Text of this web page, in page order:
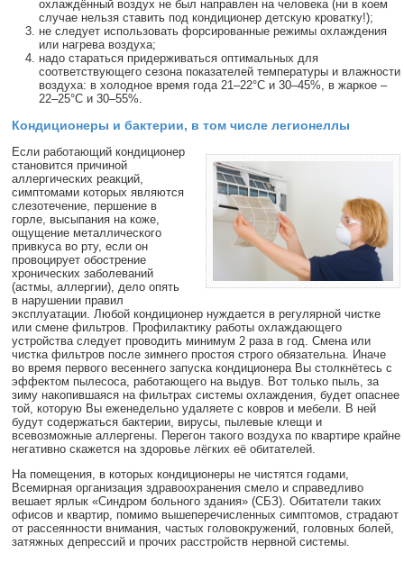
охлаждённый воздух не был направлен на человека (ни в коем
случае нельзя ставить под кондиционер детскую кроватку!);
не следует использовать форсированные режимы охлаждения
или нагрева воздуха;
надо стараться придерживаться оптимальных для
соответствующего сезона показателей температуры и влажности
воздуха: в холодное время года 21–22°C и 30–45%, в жаркое –
22–25°C и 30–55%.
Кондиционеры и бактерии, в том числе легионеллы
Если работающий кондиционер
становится причиной
аллергических реакций,
симптомами которых являются
слезотечение, першение в
горле, высыпания на коже,
ощущение металлического
привкуса во рту, если он
провоцирует обострение
хронических заболеваний
(астмы, аллергии), дело опять
в нарушении правил
эксплуатации. Любой кондиционер нуждается в регулярной чистке
или смене фильтров. Профилактику работы охлаждающего
устройства следует проводить минимум 2 раза в год. Смена или
чистка фильтров после зимнего простоя строго обязательна. Иначе
во время первого весеннего запуска кондиционера Вы столкнётесь с
эффектом пылесоса, работающего на выдув. Вот только пыль, за
зиму накопившаяся на фильтрах системы охлаждения, будет опаснее
той, которую Вы еженедельно удаляете с ковров и мебели. В ней
будут содержаться бактерии, вирусы, пылевые клещи и
всевозможные аллергены. Перегон такого воздуха по квартире крайне
негативно скажется на здоровье лёгких её обитателей.
На помещения, в которых кондиционеры не чистятся годами,
Всемирная организация здравоохранения смело и справедливо
вешает ярлык «Синдром больного здания» (СБЗ). Обитатели таких
офисов и квартир, помимо вышеперечисленных симптомов, страдают
от рассеянности внимания, частых головокружений, головных болей,
затяжных депрессий и прочих расстройств нервной системы.